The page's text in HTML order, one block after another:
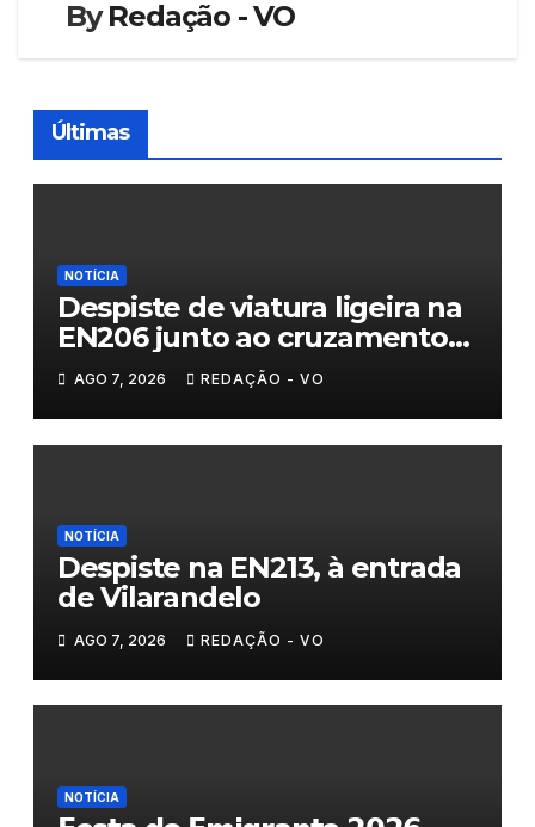
ByRedação - VO
Últimas
NOTÍCIA
Despiste de viatura ligeira na
EN206 junto ao cruzamento
Fornos do Pinhal
AGO 7, 2026 REDAÇÃO - VO
NOTÍCIA
Despiste na EN213, à entrada
de Vilarandelo
AGO 7, 2026 REDAÇÃO - VO
NOTÍCIA